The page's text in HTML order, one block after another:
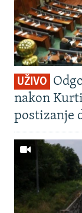
UŽIVO
nakon
postizanje